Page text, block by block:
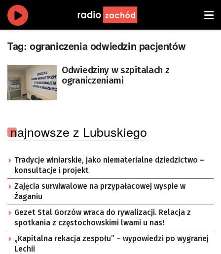
Tag: ograniczenia odwiedzin pacjentów
Odwiedziny w szpitalach z
ograniczeniami
najnowsze z Lubuskiego
Tradycje winiarskie, jako niematerialne dziedzictwo –
konsultacje i projekt
Zajęcia surwiwalowe na przypałacowej wyspie w
Żaganiu
Gezet Stal Gorzów wraca do rywalizacji. Relacja z
spotkania z częstochowskimi lwami u nas!
„Kapitalna rekacja zespołu” – wypowiedzi po wygranej
Lechii